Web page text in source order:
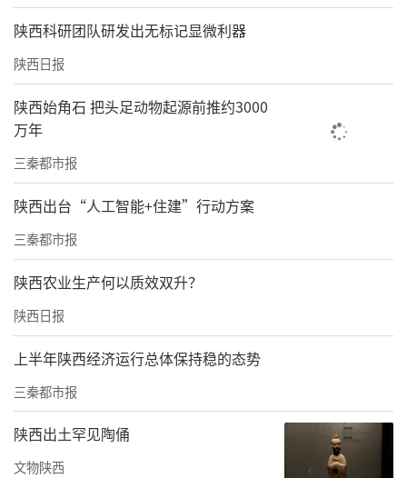
值3倍），甘油三酯高达94.04mmol/L，竟是正
常值的55倍，血液静置后形成的“黄油层”正
是过量油脂堆积的直观表现。
“急性胰腺炎看似是炎症，实则凶险万分，重
症患者病死率可达30%-50%，而尤先生患的高
甘油三酯血症性急性胰腺炎，是进展最快、最
易重症化的类型。”该院急诊医学科急诊抢救
组组长王建龙介绍。
输血科医生杨俊龙解释，尤先生有多年糖尿病
史且血糖控制不佳，连续高脂高蛋白饮食如同
给消化系统“埋雷”，过量甘油三酯形成的乳
糜颗粒堵塞胰腺微血管，诱发微循环障碍
和“炎症风暴”，若不及时控制，将快速导致
多器官功能衰竭。
陕西科研团队研发出无标记显微利器
陕西日报
陕西始角石 把头足动物起源前推约3000
万年
三秦都市报
陕西出台“人工智能+住建”行动方案
三秦都市报
陕西农业生产何以质效双升？
陕西日报
上半年陕西经济运行总体保持稳的态势
三秦都市报
陕西出土罕见陶俑
文物陕西